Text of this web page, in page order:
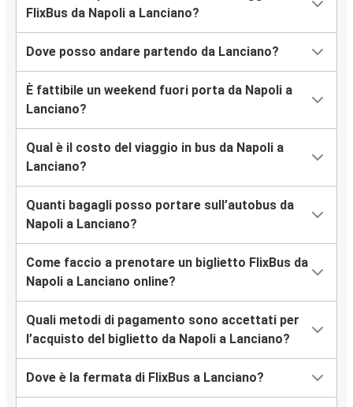
FlixBus da Napoli a Lanciano?
Dove posso andare partendo da Lanciano?
È fattibile un weekend fuori porta da Napoli a
Lanciano?
Qual è il costo del viaggio in bus da Napoli a
Lanciano?
Quanti bagagli posso portare sull’autobus da
Napoli a Lanciano?
Come faccio a prenotare un biglietto FlixBus da
Napoli a Lanciano online?
Quali metodi di pagamento sono accettati per
l’acquisto del biglietto da Napoli a Lanciano?
Dove è la fermata di FlixBus a Lanciano?